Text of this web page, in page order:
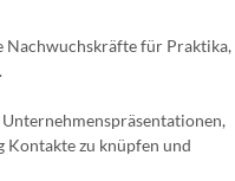
Nachwuchskräfte für Praktika,
Kontakte zu knüpfen und